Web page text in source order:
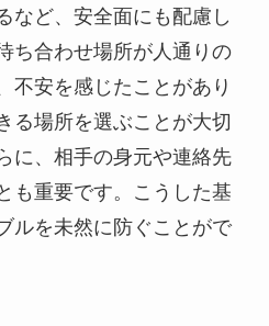
など、安全面にも配慮し
ち合わせ場所が人通りの
不安を感じたことがあり
る場所を選ぶことが大切
に、相手の身元や連絡先
も重要です。こうした基
ルを未然に防ぐことがで